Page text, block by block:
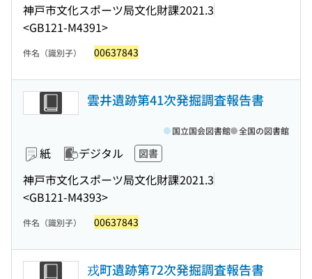
神戸市文化スポーツ局文化財課2021.3
<GB121-M4391>
件名（識別子） 00637843
雲井遺跡第41次発掘調査報告書
紙 デジタル 図書
神戸市文化スポーツ局文化財課2021.3
<GB121-M4393>
国立国会図書館 全国の図書館
件名（識別子） 00637843
戎町遺跡第72次発掘調査報告書